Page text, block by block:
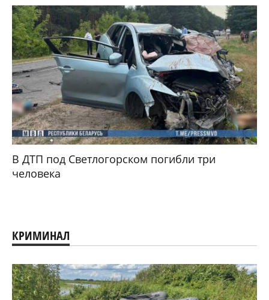
В ДТП под Светлогорском погибли три
человека
КРИМИНАЛ